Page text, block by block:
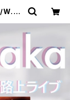
/W.sa